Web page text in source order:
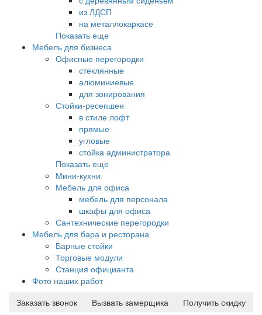
из ЛДСП
на металлокаркасе
Показать еще
Мебель для бизнеса
Офисные перегородки
стеклянные
алюминиевые
для зонирования
Стойки-ресепшен
в стиле лофт
прямые
угловые
стойка администратора
Показать еще
Мини-кухни
Мебель для офиса
мебель для персонала
шкафы для офиса
Сантехнические перегородки
Мебель для бара и ресторана
Барные стойки
Торговые модули
Станция официанта
Фото наших работ
Заказать звонок
Вызвать замерщика
Получить скидку